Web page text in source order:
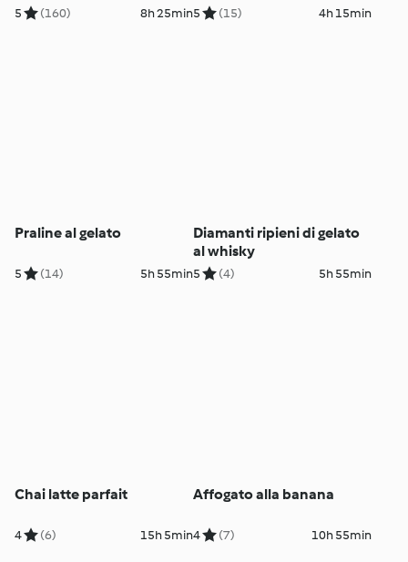
5 (160) 8h 25min5 (15) 4h 15min
Praline al gelato
5 (14) 5h 55min
Diamanti ripieni di gelato
al whisky
5 (4) 5h 55min
Chai latte parfait
4 (6) 15h 5min
Affogato alla banana
4 (7) 10h 55min